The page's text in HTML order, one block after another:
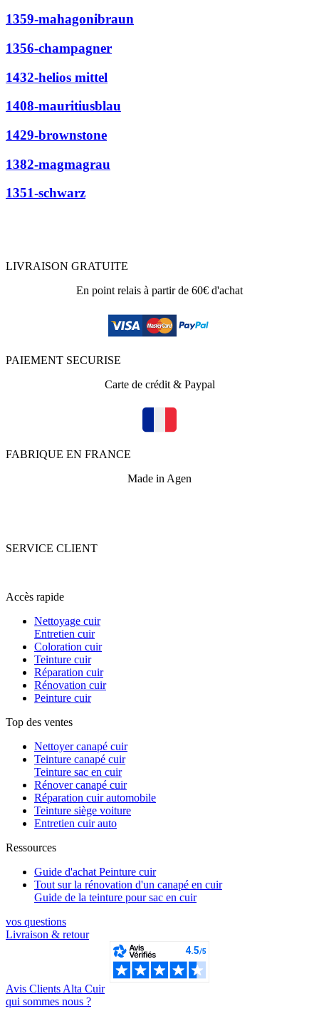
1359-mahagonibraun
1356-champagner
1432-helios mittel
1408-mauritiusblau
1429-brownstone
1382-magmagrau
1351-schwarz
LIVRAISON GRATUITE
En point relais à partir de 60€ d'achat
PAIEMENT SECURISE
Carte de crédit & Paypal
FABRIQUE EN FRANCE
Made in Agen
SERVICE CLIENT
Accès rapide
Nettoyage cuir
Entretien cuir
Coloration cuir
Teinture cuir
Réparation cuir
Rénovation cuir
Peinture cuir
Top des ventes
Nettoyer canapé cuir
Teinture canapé cuir
Teinture sac en cuir
Rénover canapé cuir
Réparation cuir automobile
Teinture siège voiture
Entretien cuir auto
Ressources
Guide d'achat Peinture cuir
Tout sur la rénovation d'un canapé en cuir
Guide de la teinture pour sac en cuir
vos questions​
Livraison & retour
Avis Clients Alta Cuir
qui sommes nous ?